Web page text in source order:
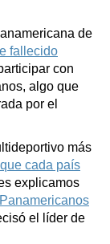
de
fallecido
con
algo que
por el
más
cada país
explicamos
Panamericanos
el líder de